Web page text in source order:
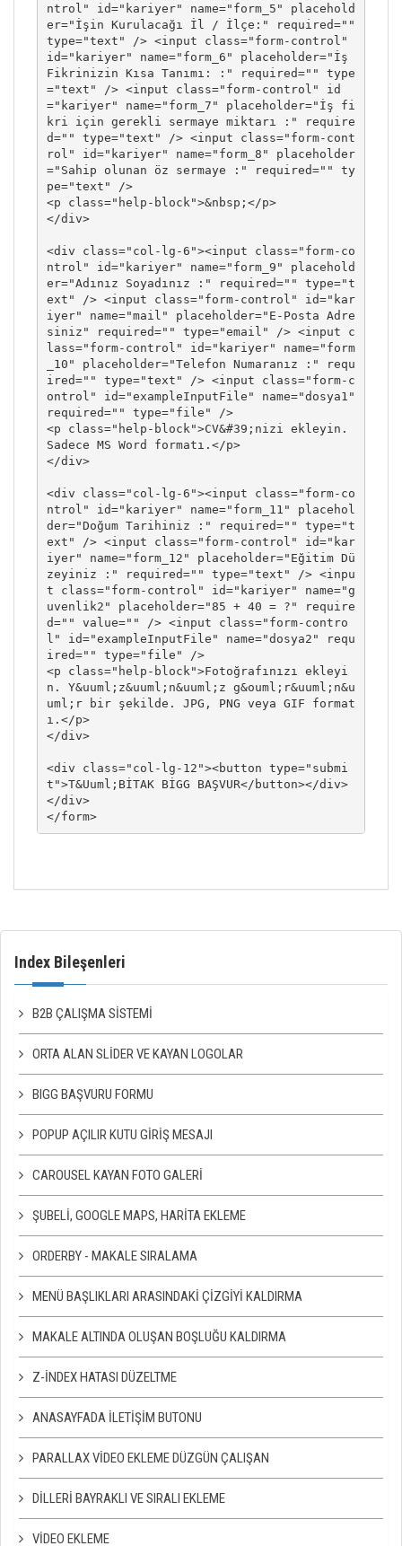
ntrol" id="kariyer" name="form_5" placehold
er="İşin Kurulacağı İl / İlçe:" required=""
type="text" /> <input class="form-control"
id="kariyer" name="form_6" placeholder="İş
Fikrinizin Kısa Tanımı: :" required="" type
="text" /> <input class="form-control" id
="kariyer" name="form_7" placeholder="İş fi
kri için gerekli sermaye miktarı :" require
d="" type="text" /> <input class="form-cont
rol" id="kariyer" name="form_8" placeholder
="Sahip olunan öz sermaye :" required="" ty
pe="text" />
<p class="help-block">&nbsp;</p>
</div>
<div class="col-lg-6"><input class="form-co
ntrol" id="kariyer" name="form_9" placehold
er="Adınız Soyadınız :" required="" type="t
ext" /> <input class="form-control" id="kar
iyer" name="mail" placeholder="E-Posta Adre
siniz" required="" type="email" /> <input c
lass="form-control" id="kariyer" name="form
_10" placeholder="Telefon Numaranız :" requ
ired="" type="text" /> <input class="form-c
ontrol" id="exampleInputFile" name="dosya1"
required="" type="file" />
<p class="help-block">CV&#39;nizi ekleyin.
Sadece MS Word formatı.</p>
</div>
<div class="col-lg-6"><input class="form-co
ntrol" id="kariyer" name="form_11" placehol
der="Doğum Tarihiniz :" required="" type="t
ext" /> <input class="form-control" id="kar
iyer" name="form_12" placeholder="Eğitim Dü
zeyiniz :" required="" type="text" /> <inpu
t class="form-control" id="kariyer" name="g
uvenlik2" placeholder="85 + 40 = ?" require
d="" value="" /> <input class="form-contro
l" id="exampleInputFile" name="dosya2" requ
ired="" type="file" />
<p class="help-block">Fotoğrafınızı ekleyi
n. Y&uuml;z&uuml;n&uuml;z g&ouml;r&uuml;n&u
uml;r bir şekilde. JPG, PNG veya GIF format
ı.</p>
</div>
<div class="col-lg-12"><button type="submi
t">T&Uuml;BİTAK BİGG BAŞVUR</button></div>
</div>
</form>
Index Bileşenleri
B2B ÇALIŞMA SISTEMI
ORTA ALAN SLIDER VE KAYAN LOGOLAR
BIGG BAŞVURU FORMU
POPUP AÇILIR KUTU GIRIŞ MESAJI
CAROUSEL KAYAN FOTO GALERI
ŞUBELI, GOOGLE MAPS, HARITA EKLEME
ORDERBY - MAKALE SIRALAMA
MENÜ BAŞLIKLARI ARASINDAKI ÇIZGIYI KALDIRMA
MAKALE ALTINDA OLUŞAN BOŞLUĞU KALDIRMA
Z-İNDEX HATASI DÜZELTME
ANASAYFADA İLETIŞIM BUTONU
PARALLAX VIDEO EKLEME DÜZGÜN ÇALIŞAN
DILLERI BAYRAKLI VE SIRALI EKLEME
VIDEO EKLEME